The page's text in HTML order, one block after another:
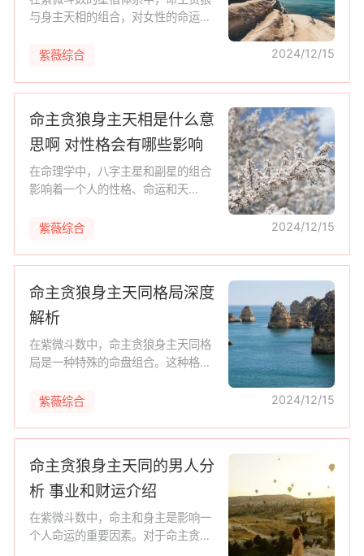
与身主天相的组合，对女性的命运有
命主、身主、命格与命宫的关系等多
紫薇综合 2024/12/15
命主贪狼身主天相是什么意
思啊 对性格会有哪些影响
在命理学中，八字主星和副星的组合
影响着一个人的性格、命运和天
中的一种特殊组合，它融合了贪狼星
紫薇综合 2024/12/15
命主贪狼身主天同格局深度
解析
在紫微斗数中，命主贪狼身主天同格
局是一种特殊的命盘组合。这种格局
秘色彩。本文将深入剖析命主贪狼身
紫薇综合 2024/12/15
命主贪狼身主天同的男人分
析 事业和财运介绍
在紫微斗数中，命主和身主是影响一
个人命运的重要因素。对于命主贪